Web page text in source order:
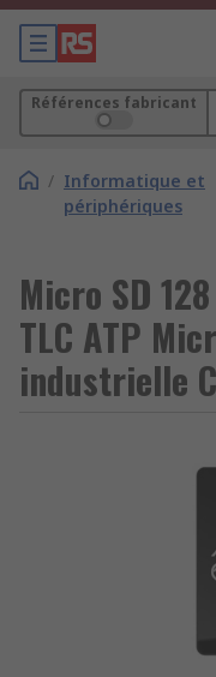
Références fabricant
/ Informatique et
périphériques
Micro SD
TLC ATP
industrielle